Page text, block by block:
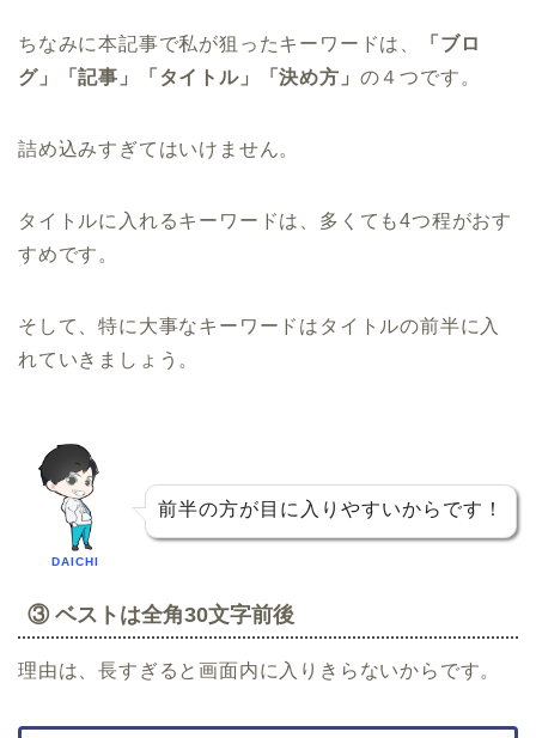
ちなみに本記事で私が狙ったキーワードは、
「ブロ
グ」「記事」「タイトル」「決め方」 の４つです。
詰め込みすぎてはいけません。
タイトルに入れるキーワードは、多くても4つ程がおす
すめです。
そして、特に大事なキーワードはタイトルの前半に入
れていきましょう。
DAICHI
前半の方が目に入りやすいからです！
③ ベストは全角30文字前後
理由は、長すぎると画面内に入りきらないからです。